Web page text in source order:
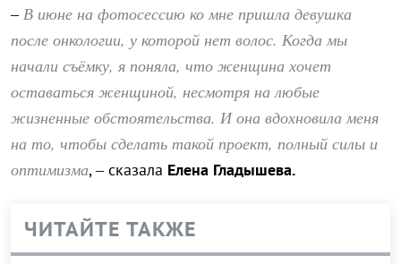
–В июне на фотосессию ко мне пришла девушка
после онкологии, у которой нет волос. Когда мы
начали съёмку, я поняла, что женщина хочет
оставаться женщиной, несмотря на любые
жизненные обстоятельства. И она вдохновила меня
на то, чтобы сделать такой проект, полный силы и
оптимизма, – сказала Елена Гладышева.
ЧИТАЙТЕ ТАКЖЕ